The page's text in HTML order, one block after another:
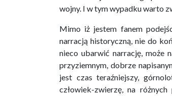
wojny. I w tym wypadku warto
Mimo iż jestem fanem
narracją historyczną, nie do
nieco ubarwić narrację, może
przyziemnym, dobrze
jest czas teraźniejszy,
człowiek-zwierzę, na